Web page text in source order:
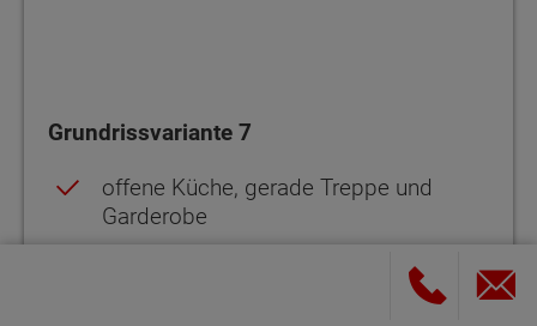
Grundrissvariante 7
offene Küche, gerade Treppe und
Garderobe